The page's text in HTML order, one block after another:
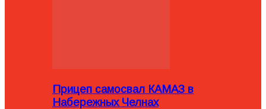
Прицеп самосвал КАМАЗ в
Набережных Челнах